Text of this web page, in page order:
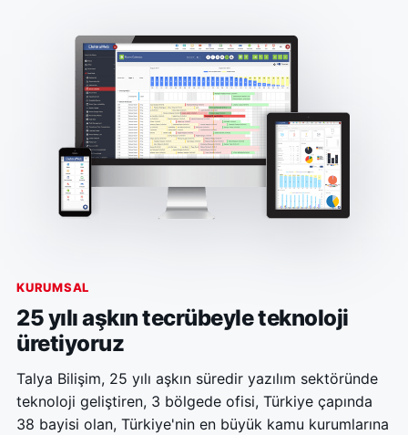
KURUMSAL
25 yılı aşkın tecrübeyle teknoloji
üretiyoruz
Talya Bilişim, 25 yılı aşkın süredir yazılım sektöründe
teknoloji geliştiren, 3 bölgede ofisi, Türkiye çapında
38 bayisi olan, Türkiye'nin en büyük kamu kurumlarına